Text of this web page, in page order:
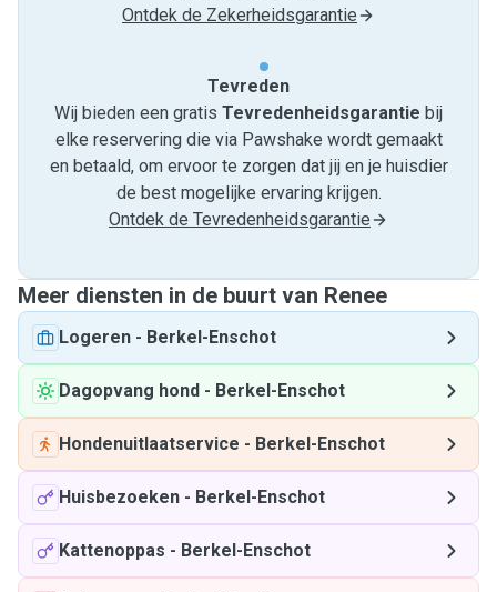
Ontdek de Zekerheidsgarantie
Tevreden
Wij bieden een gratis Tevredenheids­garantie bij
elke reservering die via Pawshake wordt gemaakt
en betaald, om ervoor te zorgen dat jij en je huisdier
de best mogelijke ervaring krijgen.
Ontdek de Tevredenheidsgarantie
Meer diensten in de buurt van Renee
Logeren - Berkel-Enschot
Dagopvang hond - Berkel-Enschot
Hondenuitlaatservice - Berkel-Enschot
Huisbezoeken - Berkel-Enschot
Kattenoppas - Berkel-Enschot